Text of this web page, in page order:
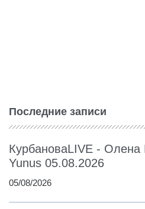
Последние записи
КурбановаLIVE - Олена
Yunus 05.08.2026
05/08/2026